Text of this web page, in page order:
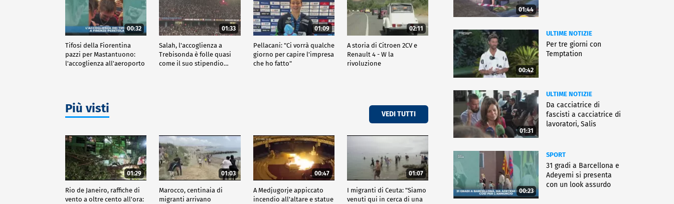
00:32
Tifosi della Fiorentina
pazzi per Mastantuono:
l'accoglienza all'aeroporto
01:33
Salah, l'accoglienza a
Trebisonda è folle quasi
come il suo stipendio…
01:09
Pellacani: "Ci vorrà qualche
giorno per capire l'impresa
che ho fatto"
02:11
A storia di Citroen 2CV e
Renault 4 - W la
rivoluzione
Più visti VEDI TUTTI
01:29
Rio de Janeiro, raffiche di
vento a oltre cento all'ora:
01:03
Marocco, centinaia di
migranti arrivano
00:47
A Medjugorje appiccato
incendio all'altare e statue
01:07
I migranti di Ceuta: "Siamo
venuti qui in cerca di una
01:44
00:42
ULTIME NOTIZIE
Per tre giorni con
Temptation
01:31
ULTIME NOTIZIE
Da cacciatrice di
fascisti a cacciatrice di
lavoratori, Salis
00:23
SPORT
31 gradi a Barcellona e
Adeyemi si presenta
con un look assurdo